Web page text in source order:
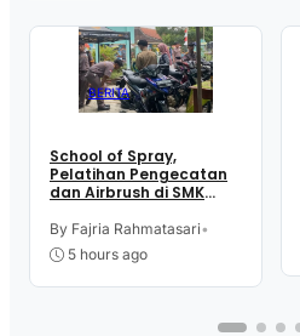
BERITA
School of Spray,
Pelatihan Pengecatan
dan Airbrush di SMK
Kutoarjo
By Fajria Rahmatasari•
5 hours ago